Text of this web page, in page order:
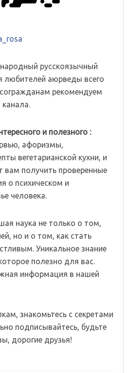
русскоязычный
любителей аюрведы всего
рекомендуем
канала.
и полезного :
афоризмы,
вегетарианской кухни, и
вам получить проверенные
о психическом и
человека.
наука не только о том,
но и о том, как стать
Уникальное знание
полезно для вас.
информация в нашей
знакомьтесь с секретами
подписывайтесь, будьте
дорогие друзья!